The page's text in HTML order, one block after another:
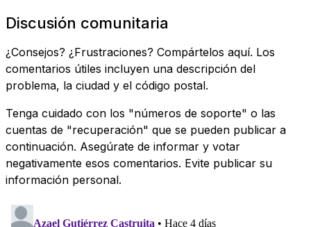
Discusión comunitaria
¿Consejos? ¿Frustraciones? Compártelos aquí. Los
comentarios útiles incluyen una descripción del
problema, la ciudad y el código postal.
Tenga cuidado con los "números de soporte" o las
cuentas de "recuperación" que se pueden publicar a
continuación. Asegúrate de informar y votar
negativamente esos comentarios. Evite publicar su
información personal.